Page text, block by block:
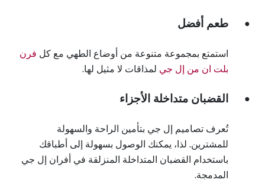
● طعم أفضل
استمتع بمجموعة متنوعة من أوضاع الطهي مع كل فرن
بلت ان من إل جي لمذاقات لا مثيل لها.
● القضبان متداخلة الأجزاء
تُعرف تصاميم إل جي بتأمين الراحة والسهولة
للمشترين. لذا، يمكنك الوصول بسهولة إلى أطباقك
باستخدام القضبان المتداخلة المنزلقة في أفران إل جي
المدمجة.